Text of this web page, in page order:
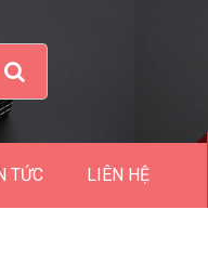
TỨC LIÊN HỆ